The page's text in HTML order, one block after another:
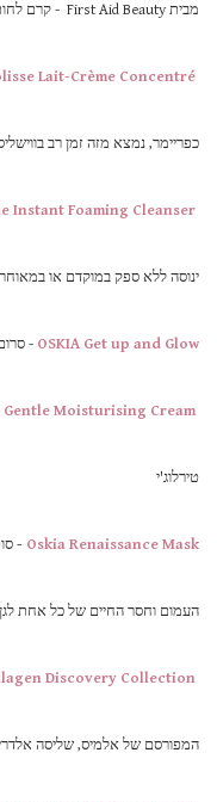
מבית First Aid Beauty - קרם לחות ומסכה - במחיר מצחיק ממש
Lait-Crème Concentré
כפריימר, נמצא מזה זמן רב
Instant Foaming Cleanser
ינוסה ללא ספק במוקדם או
OSKIA Get up and Glow
-
Moisturising Cream
טירלוג'י
Oskia Renaissance Mask
-
העמום וחסר החיים של כל אחת
Discovery Collection
המפורסם של אלמיס, שליסה